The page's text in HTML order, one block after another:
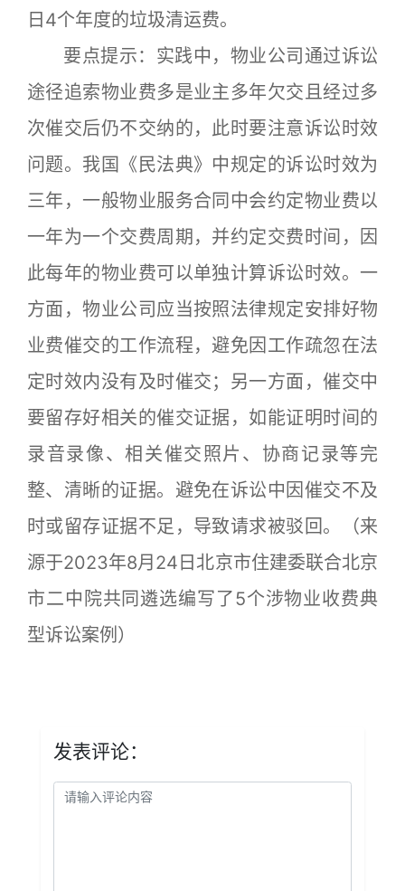
日4个年度的垃圾清运费。
要点提示：实践中，物业公司通过诉讼
途径追索物业费多是业主多年欠交且经过多
次催交后仍不交纳的，此时要注意诉讼时效
问题。我国《民法典》中规定的诉讼时效为
三年，一般物业服务合同中会约定物业费以
一年为一个交费周期，并约定交费时间，因
此每年的物业费可以单独计算诉讼时效。一
方面，物业公司应当按照法律规定安排好物
业费催交的工作流程，避免因工作疏忽在法
定时效内没有及时催交；另一方面，催交中
要留存好相关的催交证据，如能证明时间的
录音录像、相关催交照片、协商记录等完
整、清晰的证据。避免在诉讼中因催交不及
时或留存证据不足，导致请求被驳回。
（来
源于2023年8月24日北京市住建委联合北京
市二中院共同遴选编写了5个涉物业收费典
型诉讼案例）
发表评论：